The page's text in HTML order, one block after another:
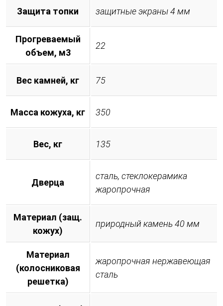
Защита топки защитные экраны 4 мм
Прогреваемый
объем, м3
22
Вес камней, кг 75
Масса кожуха, кг 350
Вес, кг 135
Дверца
сталь, стеклокерамика
жаропрочная
Материал (защ.
кожух)
природный камень 40 мм
Материал
(колосниковая
решетка)
жаропрочная нержавеющая
сталь